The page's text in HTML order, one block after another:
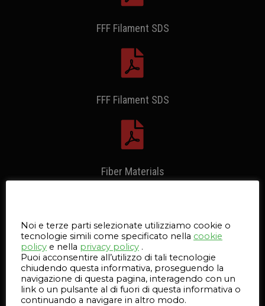
FFF Filament SDS
FFF Filament SDS
Fiber Materials
Micro AFP Tape SDS
Noi e terze parti selezionate utilizziamo cookie o
tecnologie simili come specificato nella cookie
policy e nella privacy policy .
Puoi acconsentire all’utilizzo di tali tecnologie
chiudendo questa informativa, proseguendo la
navigazione di questa pagina, interagendo con un
link o un pulsante al di fuori di questa informativa o
continuando a navigare in altro modo.